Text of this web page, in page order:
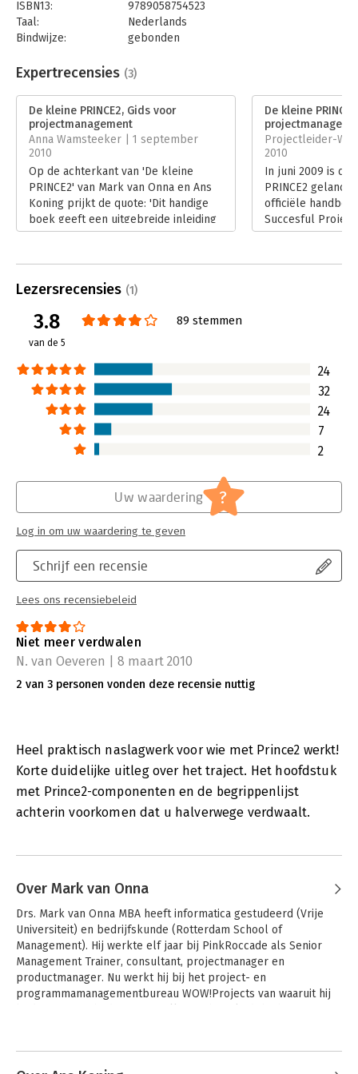
ISBN13:
9789058754523
Taal:
Nederlands
Bindwijze:
gebonden
Uitgever:
Boom
Verschijningsdatum:
15-1-2018
Hoofdrubriek: Projectmanagement
Expertrecensies (3)
De kleine PRINCE2, Gids voor
projectmanagement
Anna Wamsteeker | 1 september
2010
Op de achterkant van 'De kleine
PRINCE2' van Mark van Onna en Ans
Koning prijkt de quote: 'Dit handige
boek geeft een uitgebreide inleiding
op de best-practice-
PRINCE2'. Laat u niet door deze quote
misleiden. Wie net als ik een
PRINCE2-leek is en een inleiding,
uitgebreide achtergronden of
praktijkvoorbeelden verwacht, komt
bedrogen uit. Het boekje is
desondanks een waardevol handboek
waarmee u de populaire
projectmanagementmethode kunt
afstemmen op kleine en middelgrote
projecten. Het is geen boek om in
één ruk uit te lezen, maar een
naslagwerk om tijdens een PRINCE2-
De kleine
Projectleider-
2010
In juni 2009 is de
PRINCE2
officiële
Succesful
snel volgden een
die in de jaren
Koning, per slot
in ons land op
PRINCE2-
hebben we lang
totdat wij bij
de nieuwe
'De kleine
Lezersrecensies (1)
3.8
van de 5
89 stemmen
24
32
24
7
2
Schrijf een recensie
Lees ons recensiebeleid
Uw waardering ?
Log in om uw waardering te geven
Niet meer verdwalen
N. van Oeveren | 8 maart 2010
2 van 3 personen vonden deze recensie nuttig
Heel praktisch naslagwerk voor wie met Prince2 werkt!
Korte duidelijke uitleg over het traject. Het hoofdstuk
met Prince2-componenten en de begrippenlijst
achterin voorkomen dat u halverwege verdwaalt.
Over Mark van Onna
Drs. Mark van Onna MBA heeft informatica gestudeerd (Vrije
Universiteit) en bedrijfskunde (Rotterdam School of
Management). Hij werkte elf jaar bij PinkRoccade als Senior
Management Trainer, consultant, projectmanager en
productmanager. Nu werkt hij bij het project- en
programmamanagementbureau WOW!Projects van waaruit hij